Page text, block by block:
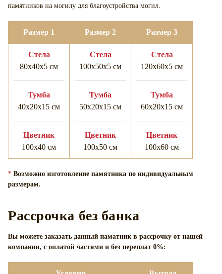
памятников на могилу для благоустройства могил.
Размер 1 Размер 2 Размер 3
Cтела
80х40х5 см
Тумба
40х20х15 см
Цветник
100х40 см
Cтела
100х50х5 см
Тумба
50х20х15 см
Цветник
100х50 см
Cтела
120х60х5 см
Тумба
60х20х15 см
Цветник
100х60 см
* Возможно изготовление памятника по индивидуальным
размерам.
Рассрочка без банка
Вы можете заказать данный паматник в рассрочку от нашей
компании, с оплатой частями и без переплат 0%: